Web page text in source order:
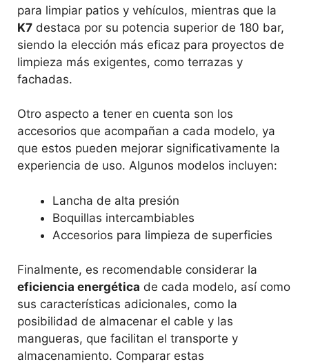
para limpiar patios y vehículos, mientras que la
K7 destaca por su potencia superior de 180 bar,
siendo la elección más eficaz para proyectos de
limpieza más exigentes, como terrazas y
fachadas.
Otro aspecto a tener en cuenta son los
accesorios que acompañan a cada modelo, ya
que estos pueden mejorar significativamente la
experiencia de uso. Algunos modelos incluyen:
Lancha de alta presión
Boquillas intercambiables
Accesorios para limpieza de superficies
Finalmente, es recomendable considerar la
eficiencia energética de cada modelo, así como
sus características adicionales, como la
posibilidad de almacenar el cable y las
mangueras, que facilitan el transporte y
almacenamiento. Comparar estas